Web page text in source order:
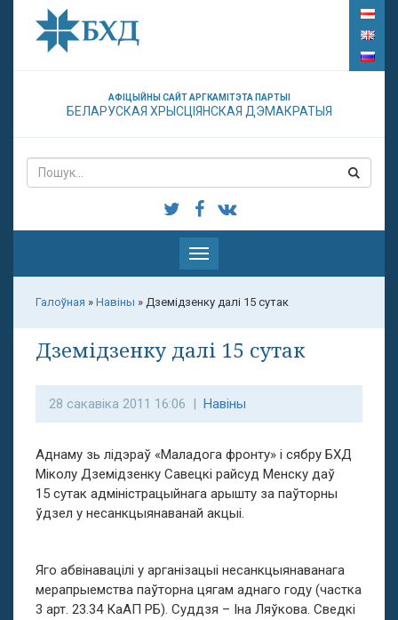
АФІЦЫЙНЫ САЙТ АРГКАМІТЭТА ПАРТЫІ
БЕЛАРУСКАЯ ХРЫСЦІЯНСКАЯ ДЭМАКРАТЫЯ
Паказаць
меню
Галоўная » Навіны » Дземідзенку далі 15 сутак
Дземідзенку далі 15 сутак
28 сакавіка 2011 16:06 | Навіны
Аднаму зь лідэраў «Маладога фронту» і сябру БХД
Міколу Дземідзенку Савецкі райсуд Менску даў
15 сутак адміністрацыйнага арышту за паўторны
ўдзел у несанкцыянаванай акцыі.
Яго абвінавацілі у арганізацыі несанкцыянаванага
мерапрыемства паўторна цягам аднаго году (частка
3 арт. 23.34 КаАП РБ). Суддзя – Іна Ляўкова. Сведкі